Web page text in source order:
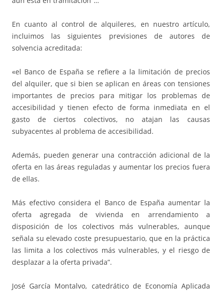
En cuanto al control de alquileres, en nuestro artículo,
incluimos las siguientes previsiones de autores de
solvencia acreditada:
«el Banco de España se refiere a la limitación de precios
del alquiler, que si bien se aplican en áreas con tensiones
importantes de precios para mitigar los problemas de
accesibilidad y tienen efecto de forma inmediata en el
gasto de ciertos colectivos, no atajan las causas
subyacentes al problema de accesibilidad.
Además, pueden generar una contracción adicional de la
oferta en las áreas reguladas y aumentar los precios fuera
de ellas.
Más efectivo considera el Banco de España aumentar la
oferta agregada de vivienda en arrendamiento a
disposición de los colectivos más vulnerables, aunque
señala su elevado coste presupuestario, que en la práctica
las limita a los colectivos más vulnerables, y el riesgo de
desplazar a la oferta privada”.
José García Montalvo, catedrático de Economía Aplicada